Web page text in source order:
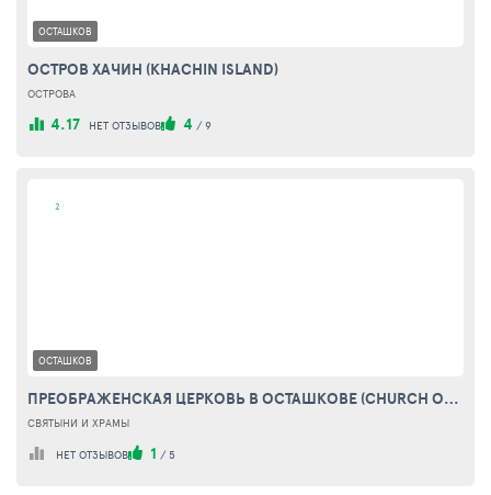
ОСТАШКОВ
ОСТРОВ ХАЧИН (KHACHIN ISLAND)
ОСТРОВА
4.17 НЕТ ОТЗЫВОВ 4 / 9
2
ОСТАШКОВ
ПРЕОБРАЖЕНСКАЯ ЦЕРКОВЬ В ОСТАШКОВЕ (CHURCH OF THE TRANSFIGURATION IN OSTASHKOV)
СВЯТЫНИ И ХРАМЫ
НЕТ ОТЗЫВОВ 1 / 5